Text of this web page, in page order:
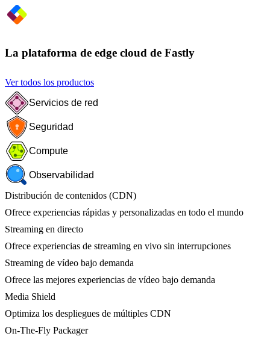
La plataforma de edge cloud de Fastly
Ver todos los productos
Servicios de red
Seguridad
Compute
Observabilidad
Distribución de contenidos (CDN)
Ofrece experiencias rápidas y personalizadas en todo el mundo
Streaming en directo
Ofrece experiencias de streaming en vivo sin interrupciones
Streaming de vídeo bajo demanda
Ofrece las mejores experiencias de vídeo bajo demanda
Media Shield
Optimiza los despliegues de múltiples CDN
On-The-Fly Packager